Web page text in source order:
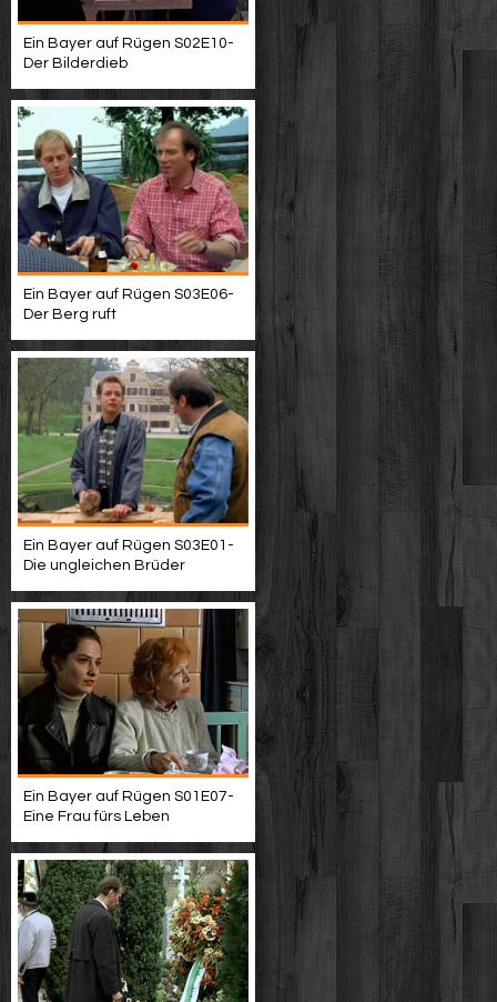
Ein Bayer auf Rügen S02E10-
Der Bilderdieb
Ein Bayer auf Rügen S03E06-
Der Berg ruft
Ein Bayer auf Rügen S03E01-
Die ungleichen Brüder
Ein Bayer auf Rügen S01E07-
Eine Frau fürs Leben